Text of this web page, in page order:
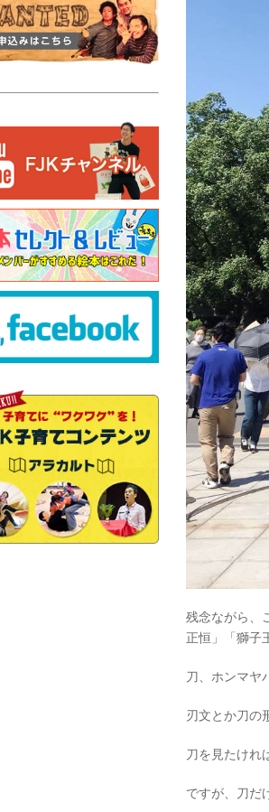
残念ながら、
正恒」「獅子
刀、ホンマヤ
刃文とか刀の
刀を見たけれ
ですが、刀だ